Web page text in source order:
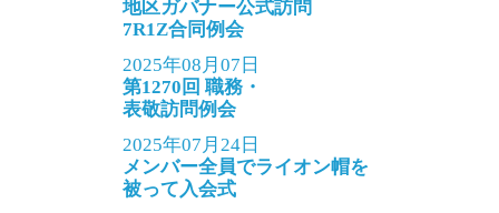
地区ガバナー公式訪問
7R1Z合同例会
2025年08月07日
第1270回 職務・
表敬訪問例会
2025年07月24日
メンバー全員でライオン帽を
被って入会式